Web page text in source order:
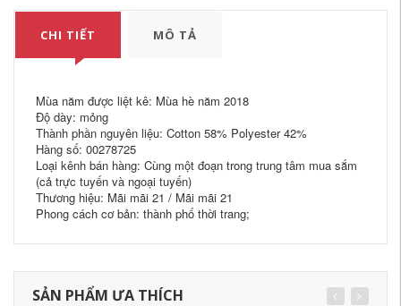
CHI TIẾT MÔ TẢ
Mùa năm được liệt kê: Mùa hè năm 2018
Độ dày: mỏng
Thành phần nguyên liệu: Cotton 58% Polyester 42%
Hàng số: 00278725
Loại kênh bán hàng: Cùng một đoạn trong trung tâm mua sắm
(cả trực tuyến và ngoại tuyến)
Thương hiệu: Mãi mãi 21 / Mãi mãi 21
Phong cách cơ bản: thành phố thời trang;
SẢN PHẨM ƯA THÍCH